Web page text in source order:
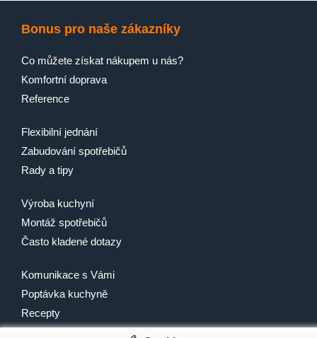
Bonus pro naše zákazníky
Co můžete získat nákupem u nás?
Komfortní doprava
Reference
Flexibilní jednání
Zabudování spotřebičů
Rady a tipy
Výroba kuchyní
Montáž spotřebičů
Často kladené dotazy
Komunikace s Vámi
Poptávka kuchyně
Recepty